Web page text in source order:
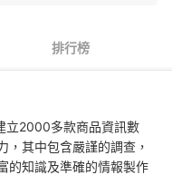
排行榜
立2000多款商品資訊數
，其中包含嚴謹的調查，
的知識及準確的情報製作